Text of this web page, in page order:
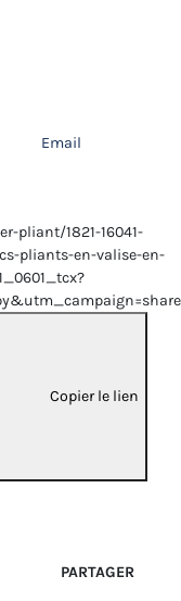
Email
pliant/1821-16041-
pliants-en-valise-en-
Copier le lien
PARTAGER